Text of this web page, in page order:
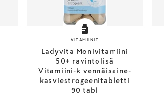
VITAMIINIT
Ladyvita Monivitamiini
50+ ravintolisä
Vitamiini-kivennäisaine-
kasviestrogeenitabletti
90 tabl